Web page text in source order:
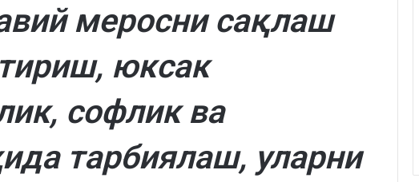
меросни сақлаш
юксак
софлик ва
тарбиялаш, уларни